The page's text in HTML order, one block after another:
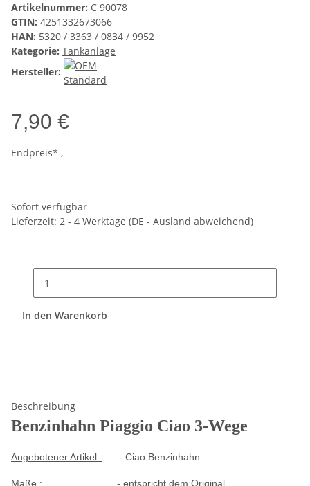
Artikelnummer: C 90078
GTIN: 4251332673066
HAN: 5320 / 3363 / 0834 / 9952
Kategorie: Tankanlage
Hersteller:
7,90 €
Endpreis* ,
Sofort verfügbar
Lieferzeit: 2 - 4 Werktage (DE - Ausland abweichend)
In den Warenkorb
Beschreibung
Benzinhahn Piaggio Ciao 3-Wege
Angebotener Artikel : - Ciao Benzinhahn
Maße : - entspricht dem Original